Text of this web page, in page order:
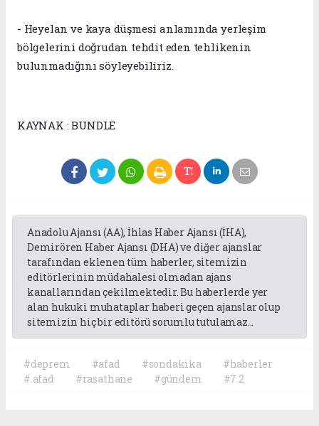
- Heyelan ve kaya düşmesi anlamında yerleşim
bölgelerini doğrudan tehdit eden tehlikenin
bulunmadığını söyleyebiliriz.
KAYNAK : BUNDLE
Anadolu Ajansı (AA), İhlas Haber Ajansı (İHA),
Demirören Haber Ajansı (DHA) ve diğer ajanslar
tarafından eklenen tüm haberler, sitemizin
editörlerinin müdahalesi olmadan ajans
kanallarından çekilmektedir. Bu haberlerde yer
alan hukuki muhataplar haberi geçen ajanslar olup
sitemizin hiç bir editörü sorumlu tutulamaz...
#deprem #afad #sondakika
#haberler
#.afad
#rasathane #gündem #7.2